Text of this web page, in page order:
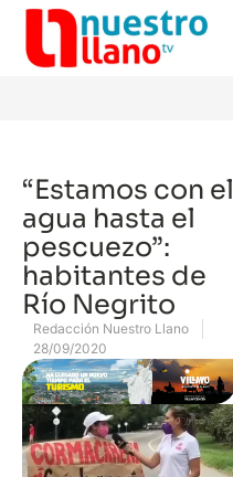
“Estamos con el
agua hasta el
pescuezo”:
habitantes de
Río Negrito
Redacción Nuestro Llano
28/09/2020